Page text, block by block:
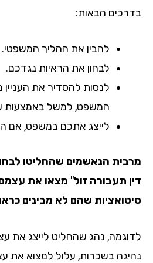
הבאות:
להבין את ההליך המשפטי.
לבחון את הראיות נגדכם.
לנסות להסדיר את העניין
המשפט, למשל באמצעות עסקת
לייצג אתכם במשפט, אם העניין
הנאשמים שהחליטו לבחור
תעבורה זול" מצאו את עצמם
שהם לא מבינים כראוי.
נהג שהחליט לייצג את עצמו
בשכרות, עלול למצוא את עצמו